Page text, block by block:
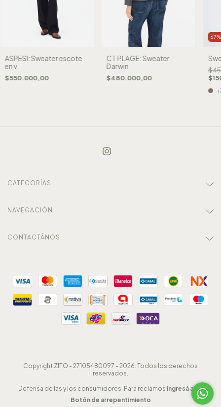
ASPESI: Sweater escote
en v
$550.000,00
CT PLAGE: Sweater
Darwin
$480.000,00
67
CATEGORÍAS
NAVEGACIÓN
CONTACTÁNOS
Copyright ZITO - 27105480097 - 2026. Todos los derechos
reservados.
Defensa de las y los consumidores. Para reclamos ingresá acá.
Botón de arrepentimiento